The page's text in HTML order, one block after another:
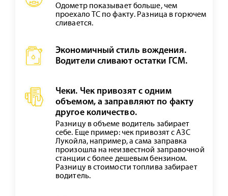
Одометр показывает больше, чем
проехало ТС по факту. Разница в горючем
сливается.
Экономичный стиль вождения.
Водители сливают остатки ГСМ.
Чеки. Чек привозят с одним
объемом, а заправляют по факту
другое количество.
Разницу в объеме водитель забирает
себе. Еще пример: чек привозят с АЗС
Лукойла, например, а сама заправка
произошла на неизвестной заправочной
станции с более дешевым бензином.
Разницу в стоимости топлива забирает
водитель.